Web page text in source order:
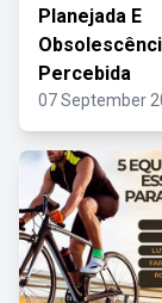
Planejada E
Percebida
07 September